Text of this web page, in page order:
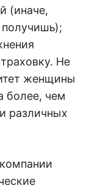
(иначе,
Не
женщины
более, чем
различных